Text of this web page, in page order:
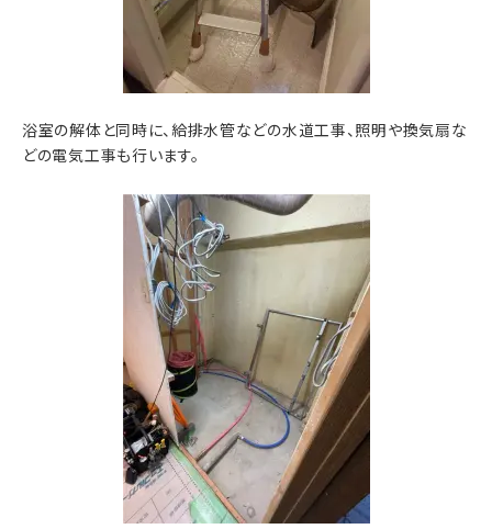
浴室の解体と同時に、給排水管などの水道工事、照明や換気扇な
どの電気工事も行います。